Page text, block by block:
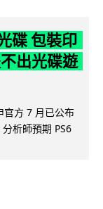
碟 包裝印
出光碟遊
官方 7 月已公布
析師預期 PS6